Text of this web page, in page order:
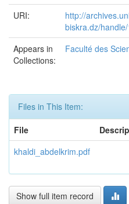
URI:
http://
biskra.dz/
Appears in
Collections:
Faculté des
Files in This Item:
File
khaldi_abdelkrim.pdf
Show full item record